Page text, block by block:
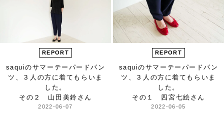
REPORT
saquiのサマーテーパードパン
ツ、
３人の方に着てもらいま
した。
その２ 山田美鈴さん
2022-06-07
REPORT
saquiのサマーテーパードパン
ツ、
３人の方に着てもらいま
した。
その１ 四宮七絵さん
2022-06-05